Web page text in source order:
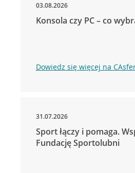
03.08.2026
Konsola czy PC – co
Dowiedz się więcej na
31.07.2026
Sport łączy i pomaga.
Fundację Sportolubni